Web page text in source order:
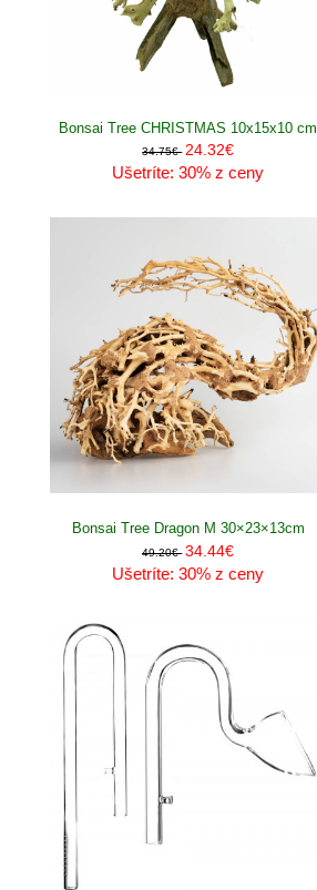
Bonsai Tree CHRISTMAS 10x15x10 cm
34.75€ 24.32€
Ušetríte: 30% z ceny
Bonsai Tree Dragon M 30×23×13cm
49.20€ 34.44€
Ušetríte: 30% z ceny